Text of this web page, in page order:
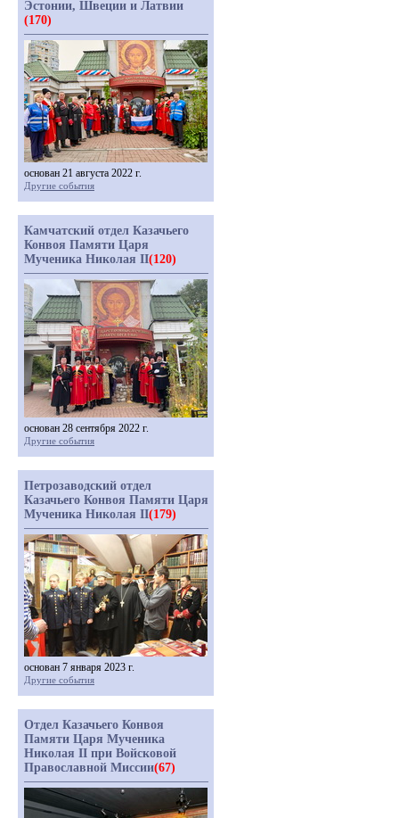
Эстонии, Швеции и Латвии
(170)
основан 21 августа 2022 г.
Другие события
Камчатский отдел Казачьего
Конвоя Памяти Царя
Мученика Николая II(120)
основан 28 сентября 2022 г.
Другие события
Петрозаводский отдел
Казачьего Конвоя Памяти Царя
Мученика Николая II(179)
основан 7 января 2023 г.
Другие события
Отдел Казачьего Конвоя
Памяти Царя Мученика
Николая II при Войсковой
Православной Миссии(67)